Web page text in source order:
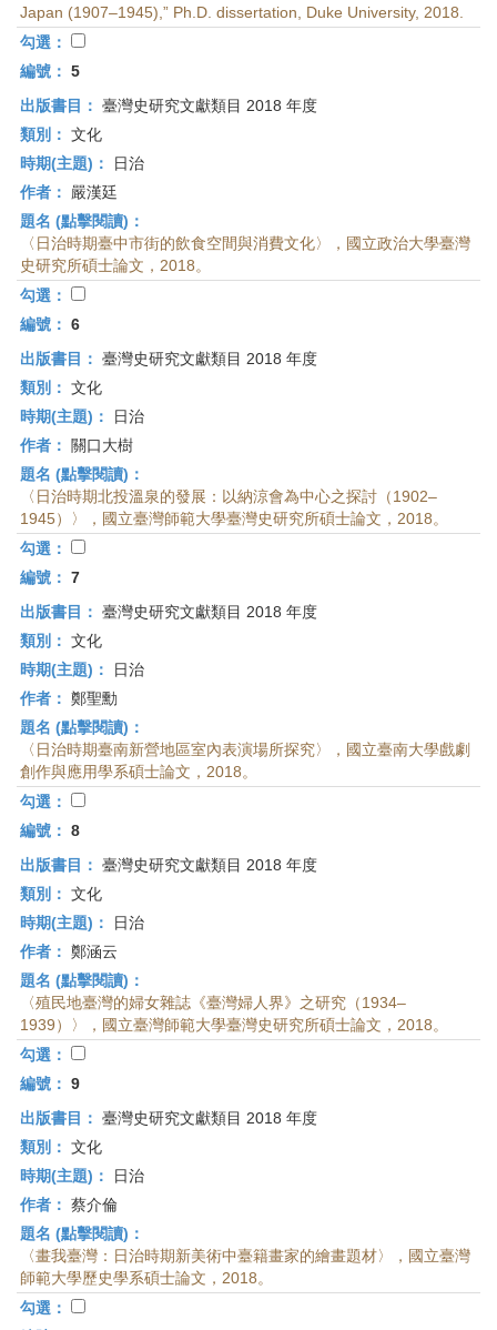
Japan (1907–1945),” Ph.D. dissertation, Duke University, 2018.
勾選：
編號： 5
出版書目： 臺灣史研究文獻類目 2018 年度
類別： 文化
時期(主題)：
日治
作者：
嚴漢廷
題名 (點擊閱讀)：
〈日治時期臺中市街的飲食空間與消費文化〉，國立政治大學臺灣
史研究所碩士論文，2018。
勾選：
編號： 6
出版書目： 臺灣史研究文獻類目 2018 年度
類別： 文化
時期(主題)：
日治
作者：
關口大樹
題名 (點擊閱讀)：
〈日治時期北投溫泉的發展：以納涼會為中心之探討（1902–
1945）〉，國立臺灣師範大學臺灣史研究所碩士論文，2018。
勾選：
編號： 7
出版書目： 臺灣史研究文獻類目 2018 年度
類別： 文化
時期(主題)：
日治
作者： 鄭聖勳
題名 (點擊閱讀)：
〈日治時期臺南新營地區室內表演場所探究〉，國立臺南大學戲劇
創作與應用學系碩士論文，2018。
勾選：
編號： 8
出版書目： 臺灣史研究文獻類目 2018 年度
類別： 文化
時期(主題)：
日治
作者： 鄭涵云
題名 (點擊閱讀)：
〈殖民地臺灣的婦女雜誌《臺灣婦人界》之研究（1934–
1939）〉，國立臺灣師範大學臺灣史研究所碩士論文，2018。
勾選：
編號： 9
出版書目： 臺灣史研究文獻類目 2018 年度
類別： 文化
時期(主題)：
日治
作者： 蔡介倫
題名 (點擊閱讀)：
〈畫我臺灣：日治時期新美術中臺籍畫家的繪畫題材〉，國立臺灣
師範大學歷史學系碩士論文，2018。
勾選：